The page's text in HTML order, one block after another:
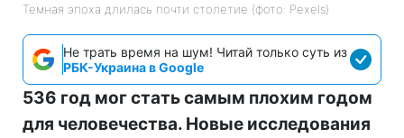
Темная эпоха длилась почти столетие (фото: Pexels)
Не трать время на шум! Читай только суть из
РБК-Украина в Google
536 год мог стать самым плохим годом
для человечества. Новые исследования